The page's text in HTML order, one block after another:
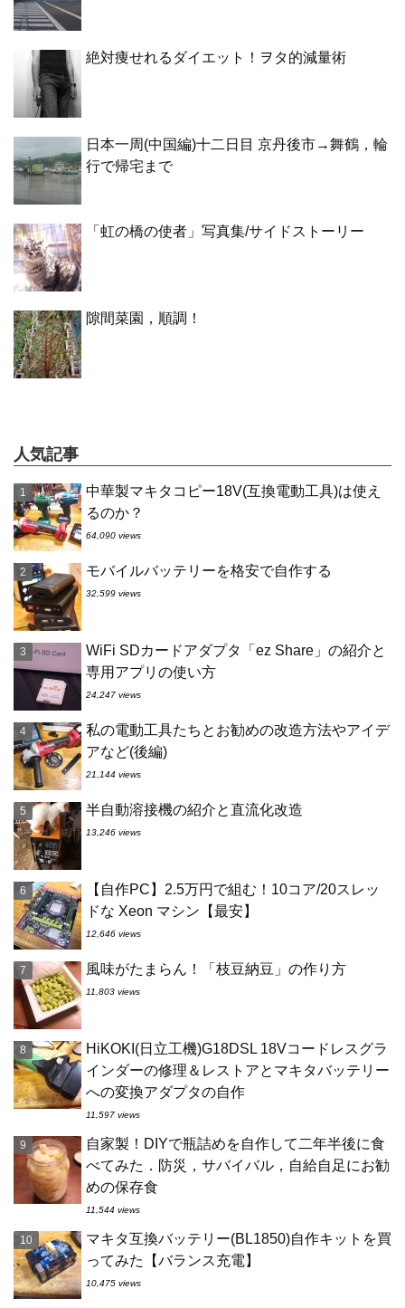
絶対痩せれるダイエット！ヲタ的減量術
日本一周(中国編)十二日目 京丹後市→舞鶴，輪
行で帰宅まで
「虹の橋の使者」写真集/サイドストーリー
隙間菜園，順調！
人気記事
中華製マキタコピー18V(互換電動工具)は使え
るのか？
64,090 views
モバイルバッテリーを格安で自作する
32,599 views
WiFi SDカードアダプタ「ez Share」の紹介と
専用アプリの使い方
24,247 views
私の電動工具たちとお勧めの改造方法やアイデ
アなど(後編)
21,144 views
半自動溶接機の紹介と直流化改造
13,246 views
【自作PC】2.5万円で組む！10コア/20スレッ
ドな Xeon マシン【最安】
12,646 views
風味がたまらん！「枝豆納豆」の作り方
11,803 views
HiKOKI(日立工機)G18DSL 18Vコードレスグラ
インダーの修理＆レストアとマキタバッテリー
への変換アダプタの自作
11,597 views
自家製！DIYで瓶詰めを自作して二年半後に食
べてみた．防災，サバイバル，自給自足にお勧
めの保存食
11,544 views
マキタ互換バッテリー(BL1850)自作キットを買
ってみた【バランス充電】
10,475 views